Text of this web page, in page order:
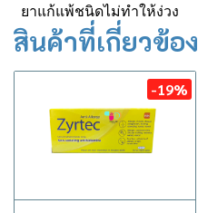
ยาแก้แพ้ชนิดไม่ทำให้ง่วง
สินค้าที่เกี่ยวข้อง
-19%